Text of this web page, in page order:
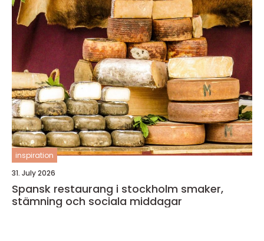
inspiration
31. July 2026
Spansk restaurang i stockholm smaker,
stämning och sociala middagar